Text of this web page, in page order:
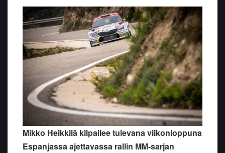
Mikko Heikkilä kilpailee tulevana viikonloppuna
Espanjassa ajettavassa rallin MM-sarjan